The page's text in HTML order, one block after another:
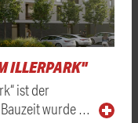
ILLERPARK"
ist der
wurde …